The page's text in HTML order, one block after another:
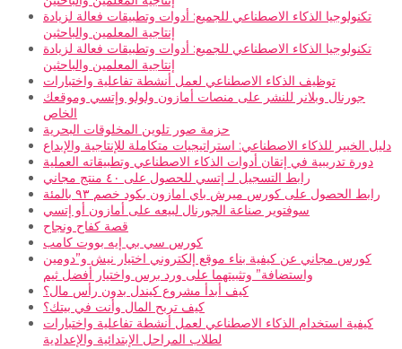
تكنولوجيا الذكاء الاصطناعي للجميع: أدوات وتطبيقات فعالة لزيادة
إنتاجية المعلمين والباحثين
تكنولوجيا الذكاء الاصطناعي للجميع: أدوات وتطبيقات فعالة لزيادة
إنتاجية المعلمين والباحثين
توظيف الذكاء الاصطناعي لعمل أنشطة تفاعلية واختبارات
جورنال وبلانر للنشر على منصات أمازون ولولو وإتسي وموقعك
الخاص
حزمة صور تلوين المخلوقات البحرية
دليل الخبير للذكاء الاصطناعي: استراتيجيات متكاملة للإنتاجية والإبداع
دورة تدريبية في إتقان أدوات الذكاء الاصطناعي وتطبيقاته العملية
رابط التسجيل لـ إتسي للحصول على ٤٠ منتج مجاني
رابط الحصول على كورس ميرش باي امازون بكود خصم ٩٣ بالمئة
سوفتوير صناعة الجورنال لبيعه على أمازون أو إتسي
قصة كفاح ونجاح
كورس سي بي إيه بووت كامب
كورس مجاني عن كيفية بناء موقع إلكتروني اختيار نيش و”دومين
واستضافة” وتثبيتهما على ورد برس واختيار أفضل ثيم
كيف أبدأ مشروع كيندل بدون رأس مال؟
كيف تربح المال وأنت في بيتك؟
كيفية استخدام الذكاء الاصطناعي لعمل أنشطة تفاعلية واختبارات
لطلاب المراحل الإبتدائية والإعدادية